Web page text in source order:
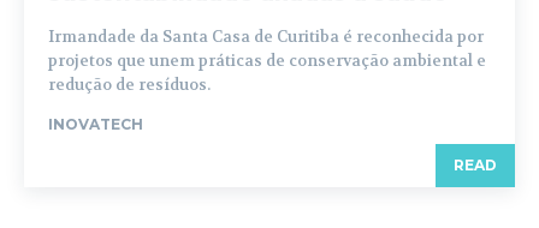
Irmandade da Santa Casa de Curitiba é reconhecida por
projetos que unem práticas de conservação ambiental e
redução de resíduos.
INOVATECH
READ